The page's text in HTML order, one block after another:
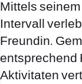
Mittels
Intervall
Freundin.
entsprechend
Aktivitaten